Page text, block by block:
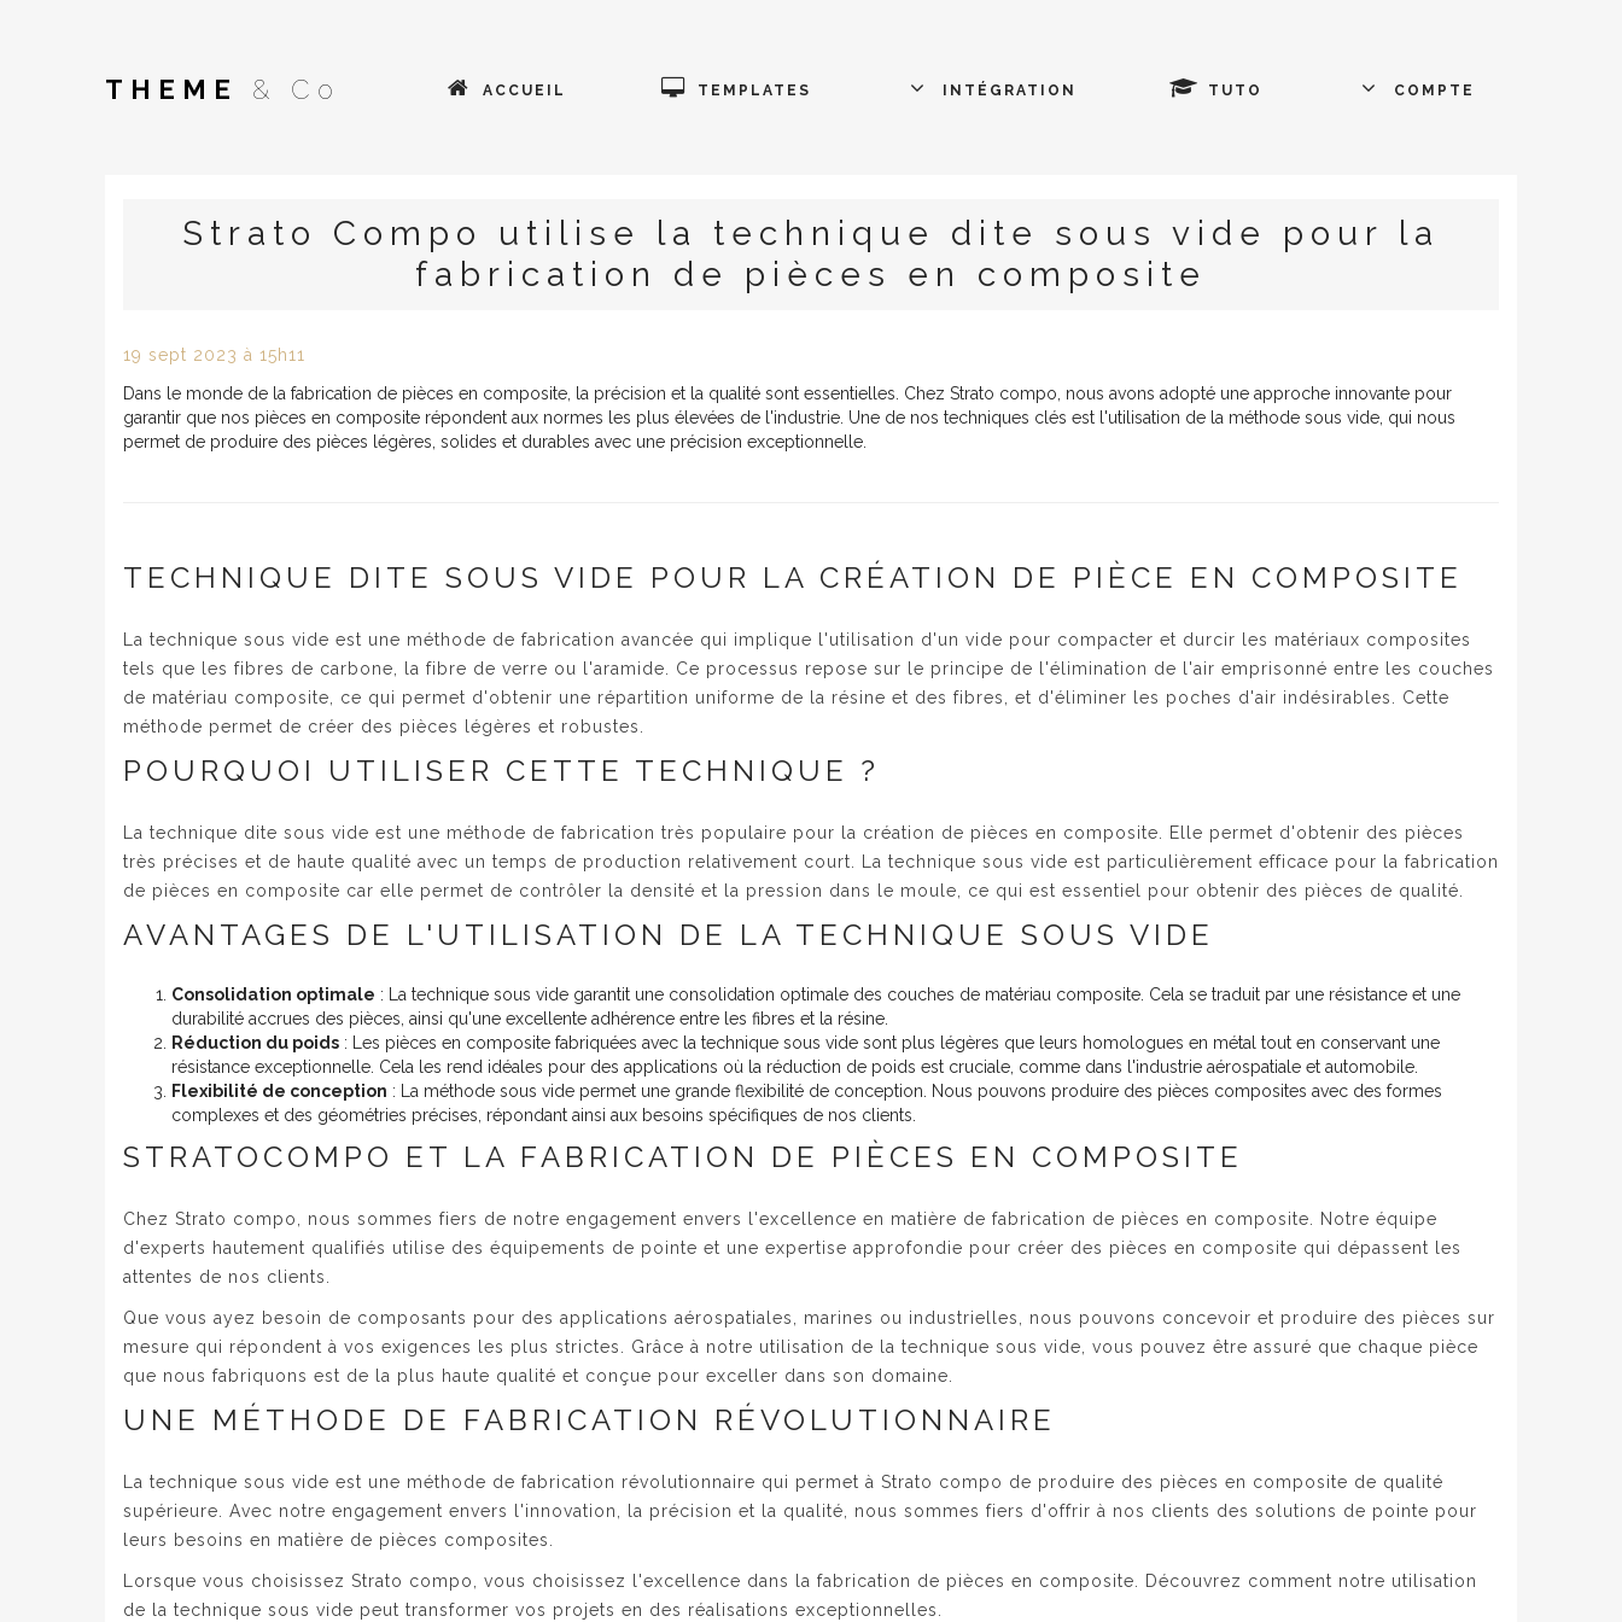
THEME & Co ACCUEIL TEMPLATES INTÉGRATION TUTO COMPTE
Strato Compo utilise la technique dite sous vide pour la
fabrication de pièces en composite
19 sept 2023 à 15h11
Dans le monde de la fabrication de pièces en composite, la précision et la qualité sont essentielles. Chez Strato compo , nous avons adopté une approche innovante pour
garantir que nos pièces en composite répondent aux normes les plus élevées de l'industrie. Une de nos techniques clés est l'utilisation de la méthode sous vide, qui nous
permet de produire des pièces légères, solides et durables avec une précision exceptionnelle.
TECHNIQUE DITE SOUS VIDE POUR LA CRÉATION DE PIÈCE EN COMPOSITE
La technique sous vide est une méthode de fabrication avancée qui implique l'utilisation d'un vide pour compacter et durcir les matériaux composites
tels que les fibres de carbone, la fibre de verre ou l'aramide. Ce processus repose sur le principe de l'élimination de l'air emprisonné entre les couches
de matériau composite, ce qui permet d'obtenir une répartition uniforme de la résine et des fibres, et d'éliminer les poches d'air indésirables. Cette
méthode permet de créer des pièces légères et robustes.
POURQUOI UTILISER CETTE TECHNIQUE ?
La technique dite sous vide est une méthode de fabrication très populaire pour la création de pièces en composite. Elle permet d'obtenir des pièces
très précises et de haute qualité avec un temps de production relativement court. La technique sous vide est particulièrement efficace pour la fabrication
de pièces en composite car elle permet de contrôler la densité et la pression dans le moule, ce qui est essentiel pour obtenir des pièces de qualité.
AVANTAGES DE L'UTILISATION DE LA TECHNIQUE SOUS VIDE
Consolidation optimale : La technique sous vide garantit une consolidation optimale des couches de matériau composite. Cela se traduit par une résistance et une
durabilité accrues des pièces, ainsi qu'une excellente adhérence entre les fibres et la résine.
Réduction du poids : Les pièces en composite fabriquées avec la technique sous vide sont plus légères que leurs homologues en métal tout en conservant une
résistance exceptionnelle. Cela les rend idéales pour des applications où la réduction de poids est cruciale, comme dans l'industrie aérospatiale et automobile.
Flexibilité de conception : La méthode sous vide permet une grande flexibilité de conception. Nous pouvons produire des pièces composites avec des formes
complexes et des géométries précises, répondant ainsi aux besoins spécifiques de nos clients.
STRATOCOMPO ET LA FABRICATION DE PIÈCES EN COMPOSITE
Chez Strato compo, nous sommes fiers de notre engagement envers l'excellence en matière de fabrication de pièces en composite. Notre équipe
d'experts hautement qualifiés utilise des équipements de pointe et une expertise approfondie pour créer des pièces en composite qui dépassent les
attentes de nos clients.
Que vous ayez besoin de composants pour des applications aérospatiales, marines ou industrielles, nous pouvons concevoir et produire des pièces sur
mesure qui répondent à vos exigences les plus strictes. Grâce à notre utilisation de la technique sous vide, vous pouvez être assuré que chaque pièce
que nous fabriquons est de la plus haute qualité et conçue pour exceller dans son domaine.
UNE MÉTHODE DE FABRICATION RÉVOLUTIONNAIRE
La technique sous vide est une méthode de fabrication révolutionnaire qui permet à Strato compo de produire des pièces en composite de qualité
supérieure. Avec notre engagement envers l'innovation, la précision et la qualité, nous sommes fiers d'offrir à nos clients des solutions de pointe pour
leurs besoins en matière de pièces composites.
Lorsque vous choisissez Strato compo, vous choisissez l'excellence dans la fabrication de pièces en composite. Découvrez comment notre utilisation
de la technique sous vide peut transformer vos projets en des réalisations exceptionnelles.